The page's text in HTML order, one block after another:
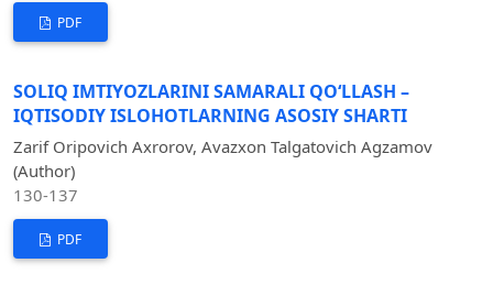
PDF
SOLIQ IMTIYOZLARINI SAMARALI QO‘LLASH –
IQTISODIY ISLOHOTLARNING ASOSIY SHARTI
Zarif Oripovich Axrorov, Avazxon Talgatovich Agzamov
(Author)
130-137
PDF